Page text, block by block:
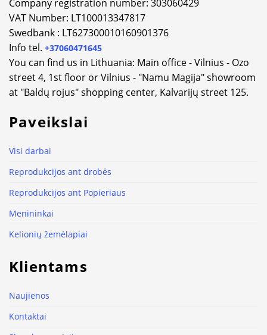
Company registration number: 303060429
VAT Number: LT100013347817
Swedbank : LT627300010160901376
Info tel. +37060471645
You can find us in Lithuania: Main office - Vilnius - Ozo
street 4, 1st floor or Vilnius - "Namu Magija" showroom
at "Baldų rojus" shopping center, Kalvarijų street 125.
Paveikslai
Visi darbai
Reprodukcijos ant drobės
Reprodukcijos ant Popieriaus
Menininkai
Kelionių žemėlapiai
Klientams
Naujienos
Kontaktai